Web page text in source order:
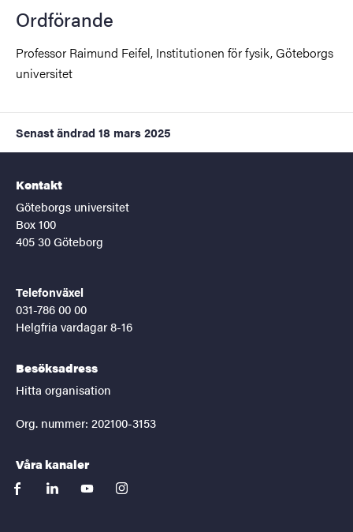
Ordförande
Professor Raimund Feifel, Institutionen för fysik, Göteborgs
universitet
Senast ändrad 18 mars 2025
Kontakt
Göteborgs universitet
Box 100
405 30 Göteborg
Telefonväxel
031-786 00 00
Helgfria vardagar 8-16
Besöksadress
Hitta organisation
Org. nummer: 202100-3153
Våra kanaler
facebooklinkedinyoutubeinstagram